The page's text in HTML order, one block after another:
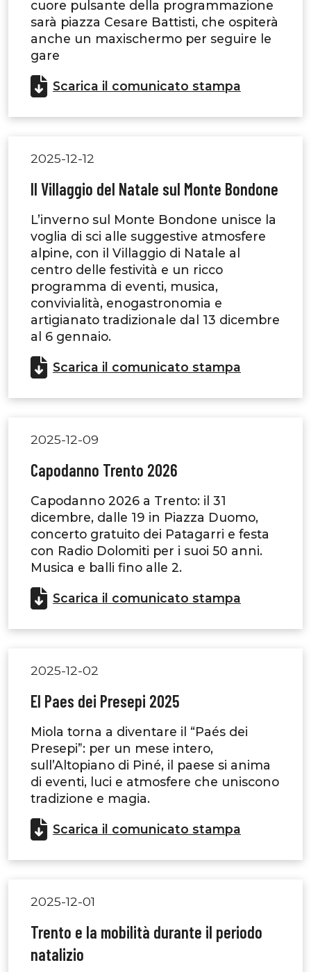
cuore pulsante della programmazione
sarà piazza Cesare Battisti, che ospiterà
anche un maxischermo per seguire le
gare
Scarica il comunicato stampa
2025-12-12
Il Villaggio del Natale sul Monte Bondone
L’inverno sul Monte Bondone unisce la
voglia di sci alle suggestive atmosfere
alpine, con il Villaggio di Natale al
centro delle festività e un ricco
programma di eventi, musica,
convivialità, enogastronomia e
artigianato tradizionale dal 13 dicembre
al 6 gennaio.
Scarica il comunicato stampa
2025-12-09
Capodanno Trento 2026
Capodanno 2026 a Trento: il 31
dicembre, dalle 19 in Piazza Duomo,
concerto gratuito dei Patagarri e festa
con Radio Dolomiti per i suoi 50 anni.
Musica e balli fino alle 2.
Scarica il comunicato stampa
2025-12-02
El Paes dei Presepi 2025
Miola torna a diventare il “Paés dei
Presepi”: per un mese intero,
sull’Altopiano di Piné, il paese si anima
di eventi, luci e atmosfere che uniscono
tradizione e magia.
Scarica il comunicato stampa
2025-12-01
Trento e la mobilità durante il periodo
natalizio